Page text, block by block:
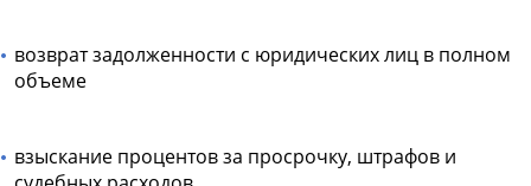
возврат задолженности с юридических лиц в полном
объеме
взыскание процентов за просрочку, штрафов и